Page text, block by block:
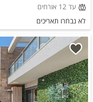
עד 12 אורחים
לא נבחרו תאריכים